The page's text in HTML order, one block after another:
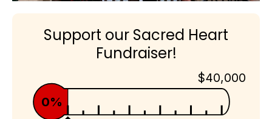
Support our Sacred Heart
Fundraiser!
$40,000
0%